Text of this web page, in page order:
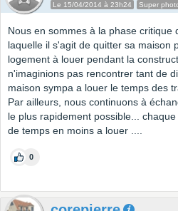
Le 15/04/2014 à 23h24 Super
Nous en sommes à la phase critique
laquelle il s'agit de quitter sa maison
logement à louer pendant la
n'imaginions pas rencontrer tant de
maison sympa a louer le temps des
Par ailleurs, nous continuons à
le plus rapidement possible...
de temps en moins a louer ....
0